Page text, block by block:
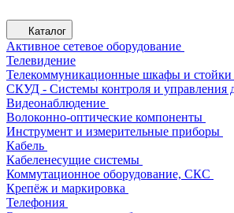
Каталог
Активное сетевое оборудование
Телевидение
Телекоммуникационные шкафы и стойки
СКУД - Системы контроля и управления
Видеонаблюдение
Волоконно-оптические компоненты
Инструмент и измерительные приборы
Кабель
Кабеленесущие системы
Коммутационное оборудование, СКС
Крепёж и маркировка
Телефония